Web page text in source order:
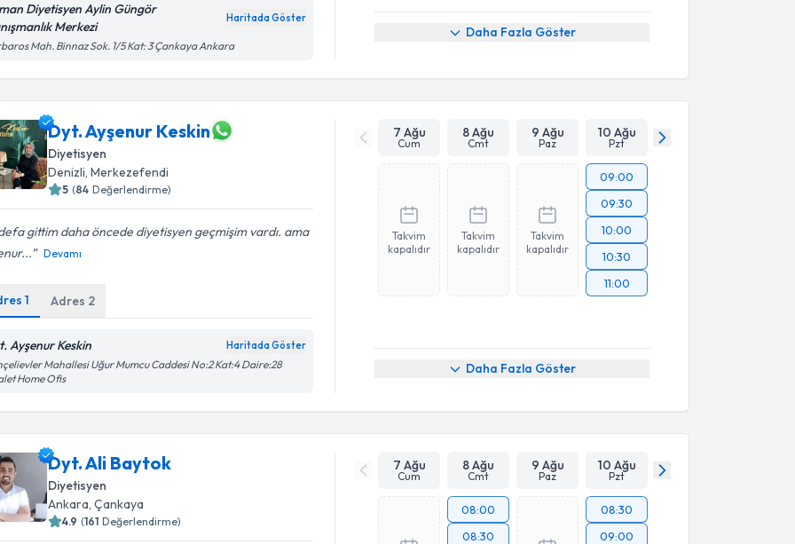
Diyetisyen Aylin Güngör
Merkezi
Haritada Göster
Mah. Binnaz Sok. 1/5 Kat: 3 Çankaya Ankara
Daha Fazla Göster
Dyt. Ayşenur Keskin
Diyetisyen
Denizli, Merkezefendi
5 (84 Değerlendirme)
gittim daha öncede diyetisyen geçmişim vardı. ama
Devamı
1 Adres 2
Ayşenur Keskin Haritada Göster
Mahallesi Uğur Mumcu Caddesi No:2 Kat:4 Daire:28
Home Ofis
7 Ağu
Cum
8 Ağu
Cmt
9 Ağu
Paz
10 Ağu
Pzt
Takvim
kapalıdır
Takvim
kapalıdır
Takvim
kapalıdır
09:00
09:30
10:00
10:30
11:00
Daha Fazla Göster
Dyt. Ali Baytok
Diyetisyen
Ankara, Çankaya
4.9 (161 Değerlendirme)
7 Ağu
Cum
8 Ağu
Cmt
9 Ağu
Paz
10 Ağu
Pzt
08:00
08:30
08:30
09:00